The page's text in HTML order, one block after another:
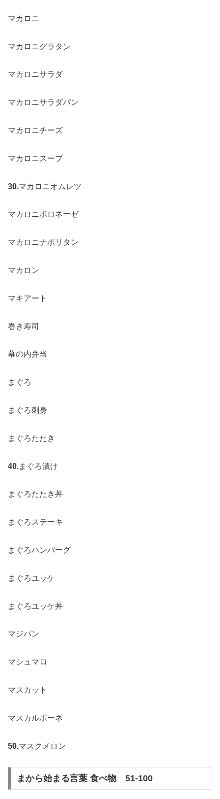
マカロニ
マカロニグラタン
マカロニサラダ
マカロニサラダパン
マカロニチーズ
マカロニスープ
30.マカロニオムレツ
マカロニボロネーゼ
マカロニナポリタン
マカロン
マキアート
巻き寿司
幕の内弁当
まぐろ
まぐろ刺身
まぐろたたき
40.まぐろ漬け
まぐろたたき丼
まぐろステーキ
まぐろハンバーグ
まぐろユッケ
まぐろユッケ丼
マジパン
マシュマロ
マスカット
マスカルポーネ
50.マスクメロン
まから始まる言葉 食べ物 51-100